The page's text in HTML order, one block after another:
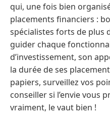
qui, une fois bien
placements financiers :
spécialistes forts de plus
guider chaque
d’investissement, son
la durée de ses
papiers, surveillez vos
conseiller si l’envie vous
vraiment, le vaut bien !